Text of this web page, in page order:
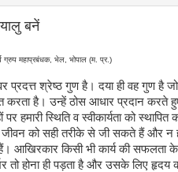
बनें
ग्रुप महाप्रबंधक, भेल, भोपाल (म. प्र.)
प्रदत्त श्रेष्ठ गुण है। दया ही वह गुण है जो
करता है। उन्हें ठोस आधार प्रदान करते
हमारी स्थिति व स्वीकार्यता को
को सही तरीके से जी सकते हैं और न
आखिरकार किसी भी कार्य की सफलता
तो होना ही पड़ता है और उसके लिए हृदय